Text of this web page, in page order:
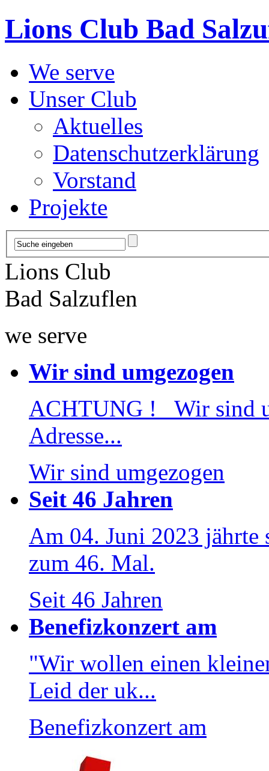
Lions Club Bad
We serve
Unser Club
Aktuelles
Datenschutzerklärung
Vorstand
Projekte
Lions Club
Bad Salzuflen
we serve
Wir sind umgezogen
ACHTUNG ! Wir sind
Adresse...
Wir sind umgezogen
Seit 46 Jahren
Am 04. Juni 2023 jährte
zum 46. Mal.
Seit 46 Jahren
Benefizkonzert am
"Wir wollen einen
Leid der uk...
Benefizkonzert am